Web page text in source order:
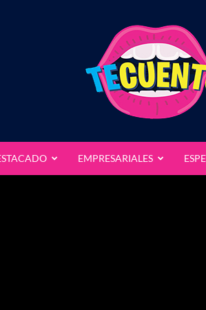
EMPRESARIALES